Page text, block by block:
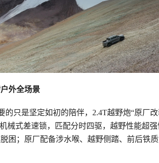
外全场景
的只是坚定如初的陪伴，2.4T越野炮“原厂
械式差速锁，匹配分时四驱，越野性能超
困；原厂配备涉水喉、越野侧踏、前后铁